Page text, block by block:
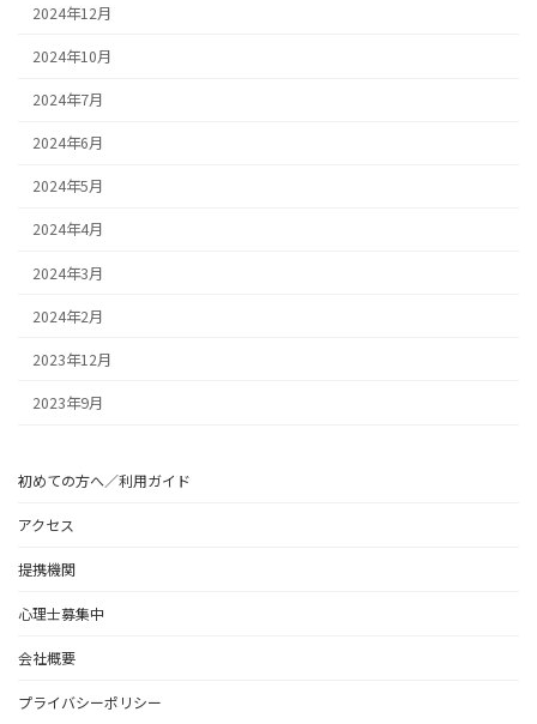
2024年12月
2024年10月
2024年7月
2024年6月
2024年5月
2024年4月
2024年3月
2024年2月
2023年12月
2023年9月
初めての方へ／利用ガイド
アクセス
提携機関
心理士募集中
会社概要
プライバシーポリシー